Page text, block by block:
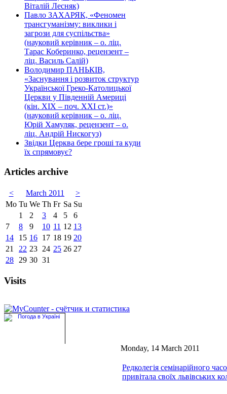
Віталій Лесняк)
Павло ЗАХАРЯК, «Феномен
трансгуманізму: виклики і
загрози для суспільства»
(науковий керівник – о. ліц.
Тарас Коберинко, рецензент –
ліц. Василь Салій)
Володимир ПАНЬКІВ,
«Заснування і розвиток структур
Української Греко-Католицької
Церкви у Південній Америці
(кін. ХІХ – поч. ХХІ ст.)»
(науковий керівник – о. ліц.
Юрій Хамуляк, рецензент – о.
ліц. Андрій Нискогуз)
Звідки Церква бере гроші та куди
їх спрямовує?
Articles archive
< March 2011
>
Mo Tu We Th Fr Sa Su
1
2 3 4 5
6
7
8 9 10 11 12 13
14
15 16 17 18 19 20
21
22 23 24 25 26 27
28
29 30 31
Visits
Monday, 14 March 2011
Редколегія семінарійного
привітала своїх львівських